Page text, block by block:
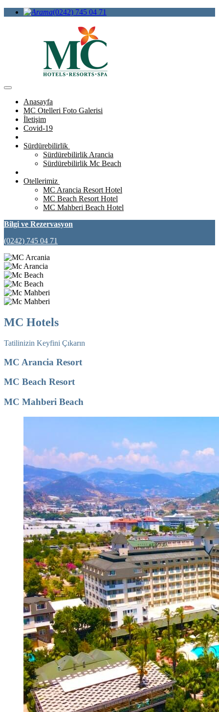
(0242) 745 04 71
Anasayfa
MC Otelleri Foto Galerisi
İletişim
Covid-19
Sürdürebilirlik
Sürdürebilirlik Arancia
Sürdürebilirlik Mc Beach
Otellerimiz
MC Arancia Resort Hotel
MC Beach Resort Hotel
MC Mahberi Beach Hotel
Bilgi ve Rezervasyon
(0242) 745 04 71
MC Hotels
Tatilinizin Keyfini Çıkarın
MC Arancia Resort
MC Beach Resort
MC Mahberi Beach